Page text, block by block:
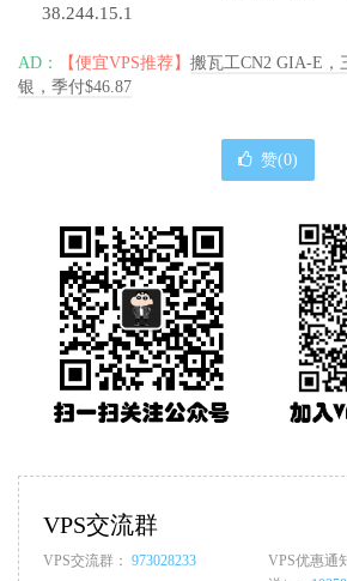
38.244.15.1
AD： 【便宜VPS推荐】 搬瓦工CN2 GIA-E，
银，季付$46.87
赞(0)
VPS交流群
VPS交流群： 973028233
VPS优惠通